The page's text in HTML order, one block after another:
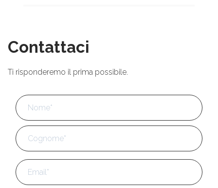
Contattaci
Ti risponderemo il prima possibile.
Nome *
Email